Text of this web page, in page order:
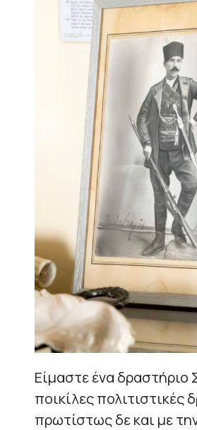
Είμαστε ένα δραστήριο
ποικίλες πολιτιστικές
πρωτίστως δε και με